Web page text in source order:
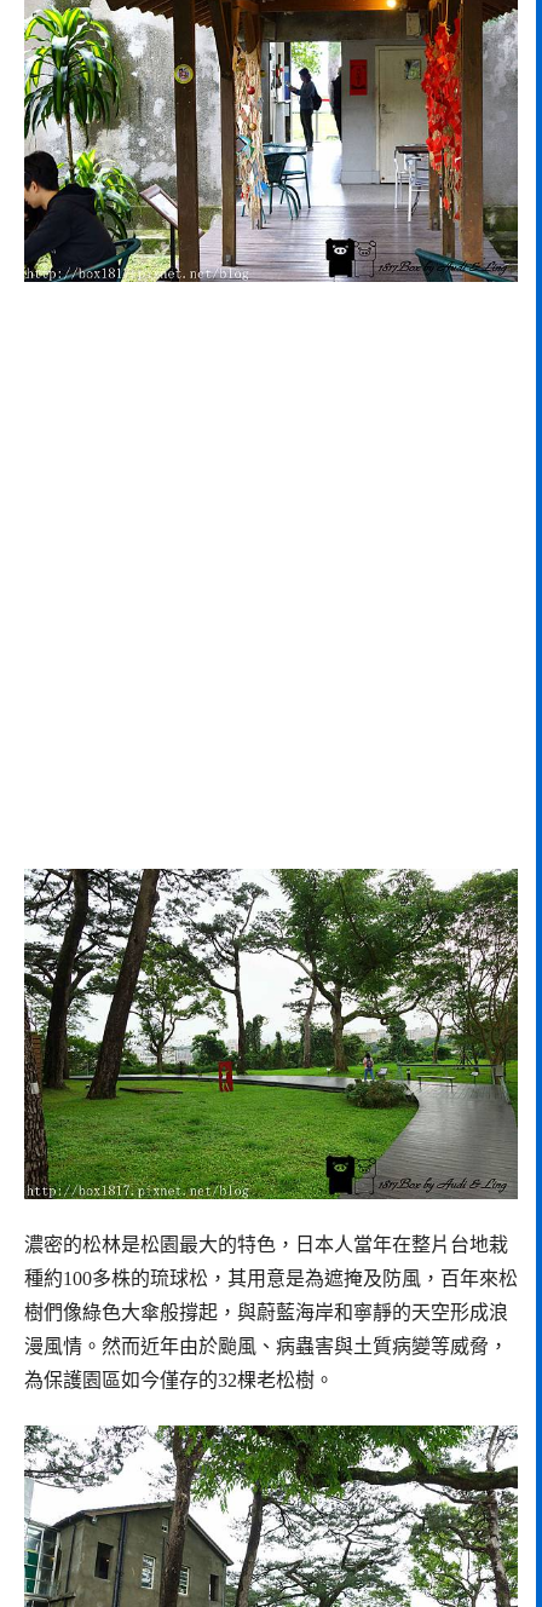
濃密的松林是松園最大的特色，日本人當年在整片台地栽
種約100多株的琉球松，其用意是為遮掩及防風，百年來松
樹們像綠色大傘般撐起，與蔚藍海岸和寧靜的天空形成浪
漫風情。然而近年由於颱風、病蟲害與土質病變等威脅，
為保護園區如今僅存的32棵老松樹。